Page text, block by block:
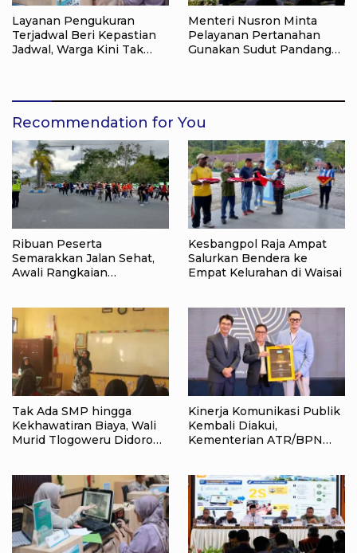
Layanan Pengukuran
Terjadwal Beri Kepastian
Jadwal, Warga Kini Tak
Menteri Nusron Minta
Pelayanan Pertanahan
Gunakan Sudut Pandang
Recommendation for You
Ribuan Peserta
Semarakkan Jalan Sehat,
Awali Rangkaian
Ampat
Kesbangpol Raja Ampat
Salurkan Bendera ke
Empat Kelurahan di Waisai
Tak Ada SMP hingga
Kekhawatiran Biaya, Wali
Murid Tlogoweru Didorong
Kinerja Komunikasi Publik
Kembali Diakui,
Kementerian ATR/BPN